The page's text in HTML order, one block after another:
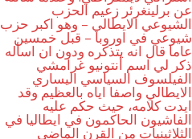
عن برلينغرئر زعيم الحزب
الشيوعي الايطالي – وهو اكبر حزب
شيوعي في اوروبا – قبل خمسين
عاما قال انه يتذكره ودون ان اسأله
ذكر لي اسم أنتونيو غرامشي
الفيلسوف السياسي اليساري
الايطالي واصفا اياه بالعظيم وقد
ايدت كلامه، حيث حكم عليه
الفاشيون الحاكمون في ايطاليا في
الثلاثينيات من القرن الماضي